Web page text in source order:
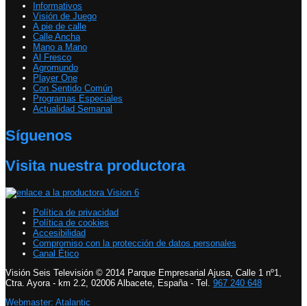
Informativos
Visión de Juego
A pie de calle
Calle Ancha
Mano a Mano
Al Fresco
Agromundo
Player One
Con Sentido Común
Programas Especiales
Actualidad Semanal
Síguenos
Visita nuestra productora
Política de privacidad
Política de cookies
Accesibilidad
Compromiso con la protección de datos personales
Canal Ético
Visión Seis Televisión © 2014 Parque Empresarial Ajusa, Calle 1 nº1,
Ctra. Ayora - km 2.2, 02006 Albacete, España - Tel. 967 240 648
Webmaster: Atalantic